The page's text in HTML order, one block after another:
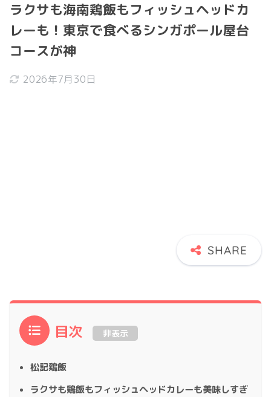
ラクサも海南鶏飯もフィッシュヘッドカ
レーも！東京で食べるシンガポール屋台
コースが神
2026年7月30日
目次 非表示
松記鶏飯
ラクサも鶏飯もフィッシュヘッドカレーも美味しすぎ